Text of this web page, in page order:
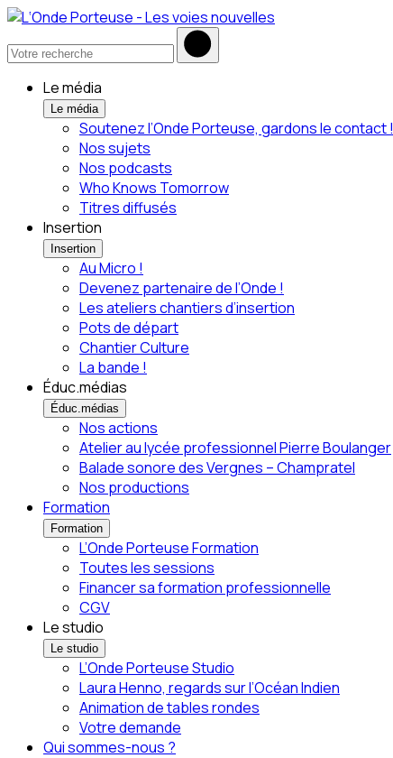
Le média
Le média
Soutenez l’Onde Porteuse, gardons le contact !
Nos sujets
Nos podcasts
Who Knows Tomorrow
Titres diffusés
Insertion
Insertion
Au Micro !
Devenez partenaire de l’Onde !
Les ateliers chantiers d’insertion
Pots de départ
Chantier Culture
La bande !
Éduc.médias
Éduc.médias
Nos actions
Atelier au lycée professionnel Pierre Boulanger
Balade sonore des Vergnes – Champratel
Nos productions
Formation
Formation
L’Onde Porteuse Formation
Toutes les sessions
Financer sa formation professionnelle
CGV
Le studio
Le studio
L’Onde Porteuse Studio
Laura Henno, regards sur l’Océan Indien
Animation de tables rondes
Votre demande
Qui sommes-nous ?